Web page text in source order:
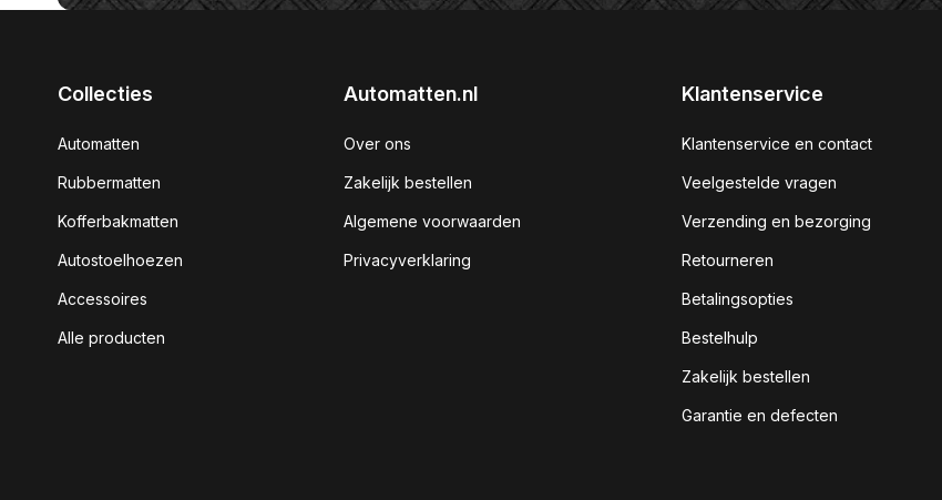
Collecties
Automatten
Rubbermatten
Kofferbakmatten
Autostoelhoezen
Accessoires
Alle producten
Automatten.nl
Over ons
Zakelijk bestellen
Algemene voorwaarden
Privacyverklaring
Klantenservice
Klantenservice en contact
Veelgestelde vragen
Verzending en bezorging
Retourneren
Betalingsopties
Bestelhulp
Zakelijk bestellen
Garantie en defecten